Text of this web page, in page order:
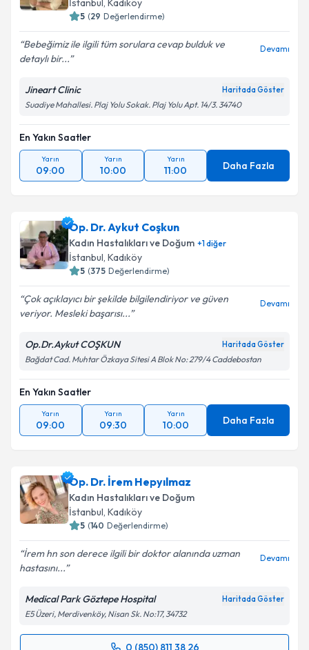
İstanbul , Kadıköy
5 (29 Değerlendirme)
Bebeğimiz ile ilgili tüm sorulara cevap bulduk ve
detaylı bir...
Devamı
Jineart Clinic Haritada Göster
Suadiye Mahallesi. Plaj Yolu Sokak. Plaj Yolu Apt. 14/3. 34740
En Yakın Saatler
Yarın
09:00
Yarın
10:00
Yarın
11:00 Daha Fazla
Op. Dr. Aykut Coşkun
Kadın Hastalıkları ve Doğum +1diğer
İstanbul, Kadıköy
5 (375 Değerlendirme)
Çok açıklayıcı bir şekilde bilgilendiriyor ve güven
veriyor. Mesleki başarısı...
Devamı
Op.Dr.Aykut COŞKUN Haritada Göster
Bağdat Cad. Muhtar Özkaya Sitesi A Blok No: 279/4 Caddebostan
En Yakın Saatler
Yarın
09:00
Yarın
09:30
Yarın
10:00 Daha Fazla
Op. Dr. İrem Hepyılmaz
Kadın Hastalıkları ve Doğum
İstanbul, Kadıköy
5 (140 Değerlendirme)
İrem hn son derece ilgili bir doktor alanında uzman
hastasını...
Devamı
Medical Park Göztepe Hospital Haritada Göster
E5 Üzeri, Merdivenköy, Nisan Sk. No:17, 34732
0 (850) 811 38 26